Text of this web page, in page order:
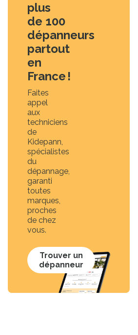
plus
de 100
dépanneurs
partout
en
France !
Faites
appel
aux
techniciens
de
Kidepann,
spécialistes
du
dépannage,
garanti
toutes
marques,
proches
de chez
vous.
Trouver un
dépanneur